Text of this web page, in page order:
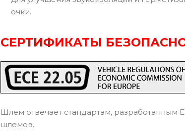
очки.
СЕРТИФИКАТЫ
Шлем отвечает стандартам, разработанным
шлемов.